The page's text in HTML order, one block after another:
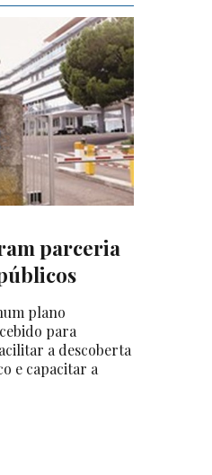
parceria
plano
para
a descoberta
e capacitar a